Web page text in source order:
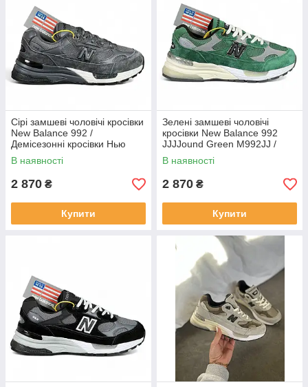
Сірі замшеві чоловічі кросівки
New Balance 992 /
Демісезонні кросівки Нью
Беланс 992
В наявності
2 870 ₴
Купити
Зелені замшеві чоловічі
кросівки New Balance 992
JJJJound Green M992JJ /
Демісезонні кросівки Нью
Беланс 992
В наявності
2 870 ₴
Купити